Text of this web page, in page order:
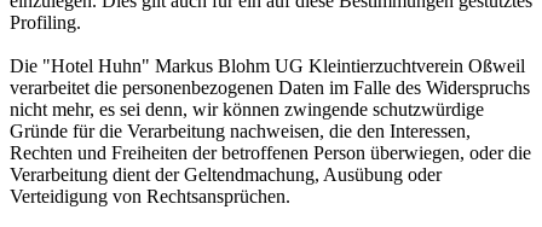
Profiling.
Die "Hotel Huhn" Markus Blohm UG Kleintierzuchtverein Oßweil
verarbeitet die personenbezogenen Daten im Falle des Widerspruchs
nicht mehr, es sei denn, wir können zwingende schutzwürdige
Gründe für die Verarbeitung nachweisen, die den Interessen,
Rechten und Freiheiten der betroffenen Person überwiegen, oder die
Verarbeitung dient der Geltendmachung, Ausübung oder
Verteidigung von Rechtsansprüchen.